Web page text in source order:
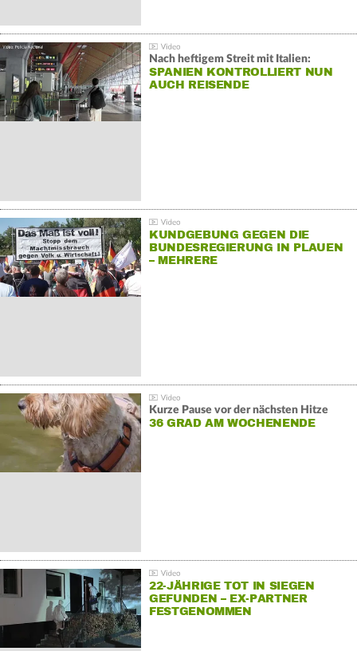
Nach heftigem Streit mit Italien:
SPANIEN KONTROLLIERT NUN
AUCH REISENDE
KUNDGEBUNG GEGEN DIE
BUNDESREGIERUNG IN PLAUEN
– MEHRERE
Kurze Pause vor der nächsten Hitze
36 GRAD AM WOCHENENDE
22-JÄHRIGE TOT IN SIEGEN
GEFUNDEN – EX-PARTNER
FESTGENOMMEN